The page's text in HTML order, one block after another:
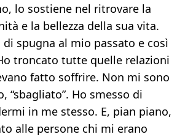
lo sostiene nel ritrovare la
e la bellezza della sua vita.
spugna al mio passato e così
troncato tutte quelle relazioni
fatto soffrire. Non mi sono
“sbagliato”. Ho smesso di
in me stesso. E, pian piano,
alle persone chi mi erano